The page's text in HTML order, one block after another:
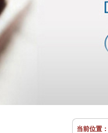
当前位置：